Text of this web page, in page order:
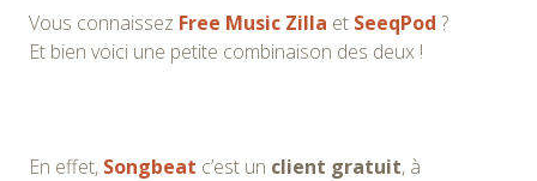
Vous connaissez Free Music Zilla et SeeqPod ?
Et bien voici une petite combinaison des deux !
En effet, Songbeat c’est un client gratuit, à